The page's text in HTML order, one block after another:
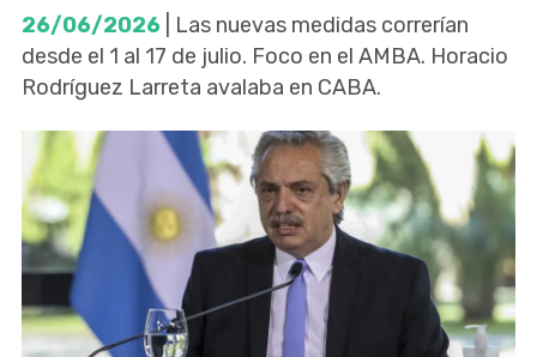
26/06/2026 | Las nuevas medidas correrían
desde el 1 al 17 de julio. Foco en el AMBA. Horacio
Rodríguez Larreta avalaba en CABA.